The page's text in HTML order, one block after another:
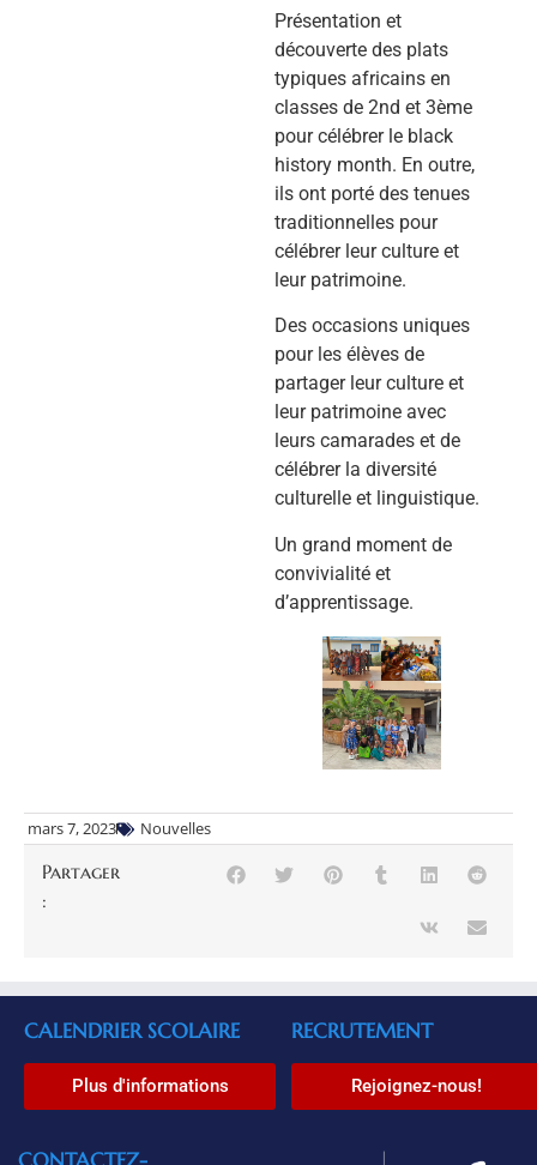
Présentation et
découverte des plats
typiques africains en
classes de 2nd et 3ème
pour célébrer le black
history month. En outre,
ils ont porté des tenues
traditionnelles pour
célébrer leur culture et
leur patrimoine.
Des occasions uniques
pour les élèves de
partager leur culture et
leur patrimoine avec
leurs camarades et de
célébrer la diversité
culturelle et linguistique.
Un grand moment de
convivialité et
d’apprentissage.
mars 7, 2023 Nouvelles
Partager
:
CALENDRIER SCOLAIRE
Plus d'informations
RECRUTEMENT
Rejoignez-nous!